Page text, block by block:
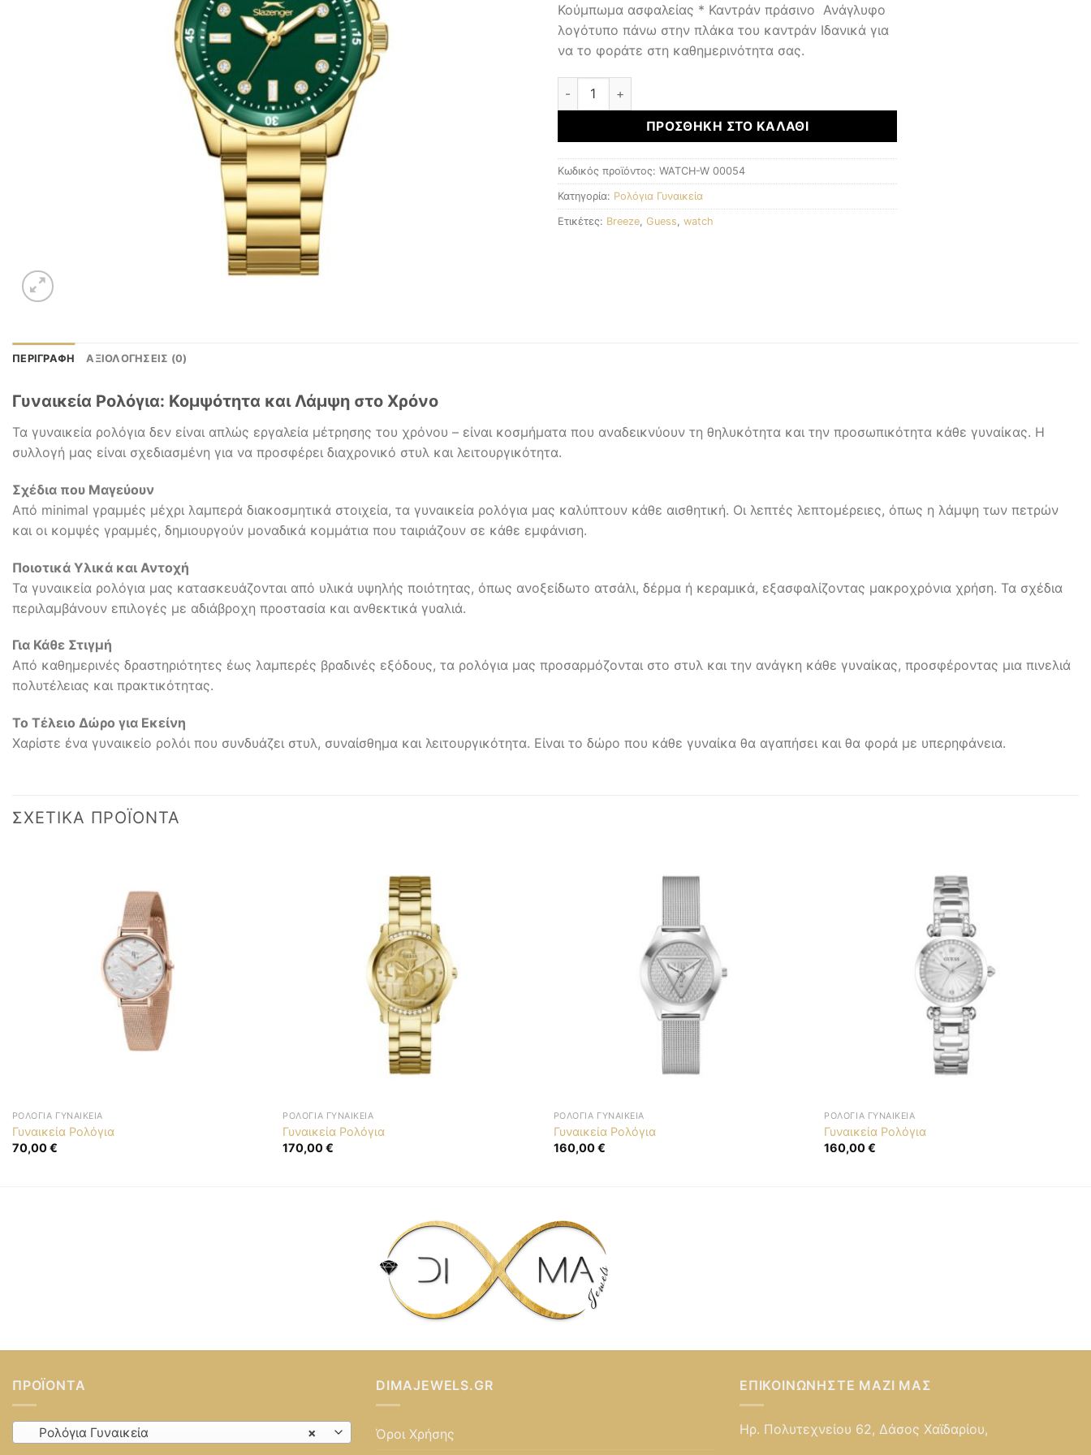
Κούμπωμα ασφαλείας * Καντράν πράσινο Ανάγλυφο
λογότυπο πάνω στην πλάκα του καντράν Ιδανικά για
να το φοράτε στη καθημερινότητα σας.
Γυναικεία Ρολόγια ποσότητα
ΠΡΟΣΘΉΚΗ ΣΤΟ ΚΑΛΆΘΙ
Κωδικός προϊόντος: WATCH-W 00054
Κατηγορία: Ρολόγια Γυναικεία
Ετικέτες: Breeze, Guess, watch
ΠΕΡΙΓΡΑΦΉ ΑΞΙΟΛΟΓΉΣΕΙΣ (0)
Γυναικεία Ρολόγια: Κομψότητα και Λάμψη στο Χρόνο
Τα γυναικεία ρολόγια δεν είναι απλώς εργαλεία μέτρησης του χρόνου – είναι κοσμήματα που αναδεικνύουν τη θηλυκότητα και την προσωπικότητα κάθε γυναίκας. Η
συλλογή μας είναι σχεδιασμένη για να προσφέρει διαχρονικό στυλ και λειτουργικότητα.
Σχέδια που Μαγεύουν
Από minimal γραμμές μέχρι λαμπερά διακοσμητικά στοιχεία, τα γυναικεία ρολόγια μας καλύπτουν κάθε αισθητική. Οι λεπτές λεπτομέρειες, όπως η λάμψη των πετρών
και οι κομψές γραμμές, δημιουργούν μοναδικά κομμάτια που ταιριάζουν σε κάθε εμφάνιση.
Ποιοτικά Υλικά και Αντοχή
Τα γυναικεία ρολόγια μας κατασκευάζονται από υλικά υψηλής ποιότητας, όπως ανοξείδωτο ατσάλι, δέρμα ή κεραμικά, εξασφαλίζοντας μακροχρόνια χρήση. Τα σχέδια
περιλαμβάνουν επιλογές με αδιάβροχη προστασία και ανθεκτικά γυαλιά.
Για Κάθε Στιγμή
Από καθημερινές δραστηριότητες έως λαμπερές βραδινές εξόδους, τα ρολόγια μας προσαρμόζονται στο στυλ και την ανάγκη κάθε γυναίκας, προσφέροντας μια πινελιά
πολυτέλειας και πρακτικότητας.
Το Τέλειο Δώρο για Εκείνη
Χαρίστε ένα γυναικείο ρολόι που συνδυάζει στυλ, συναίσθημα και λειτουργικότητα. Είναι το δώρο που κάθε γυναίκα θα αγαπήσει και θα φορά με υπερηφάνεια.
ΣΧΕΤΙΚΆ ΠΡΟΪΌΝΤΑ
ΡΟΛΌΓΙΑ ΓΥΝΑΙΚΕΊΑ
Γυναικεία Ρολόγια
70,00€
ΡΟΛΌΓΙΑ ΓΥΝΑΙΚΕΊΑ
Γυναικεία Ρολόγια
170,00€
ΡΟΛΌΓΙΑ ΓΥΝΑΙΚΕΊΑ
Γυναικεία Ρολόγια
160,00€
ΡΟΛΌΓΙΑ ΓΥΝΑΙΚΕΊΑ
Γυναικεία Ρολόγια
160,00€
ΠΡΟΪΌΝΤΑ
×
Ρολόγια Γυναικεία
DIMAJEWELS.GR
Όροι Χρήσης
ΕΠΙΚΟΙΝΩΝΉΣΤΕ ΜΑΖΊ ΜΑΣ
Ηρ. Πολυτεχνείου 62, Δάσος Χαϊδαρίου,